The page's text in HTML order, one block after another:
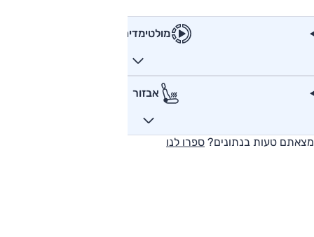
מולטימדיה
אבזור
מצאתם טעות בנתונים? ספרו לנו